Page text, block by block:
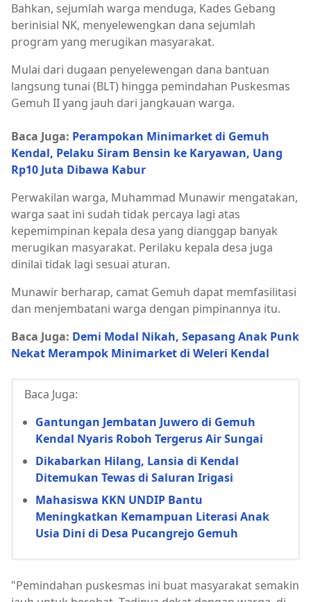
Bahkan, sejumlah warga menduga, Kades Gebang
berinisial NK, menyelewengkan dana sejumlah
program yang merugikan masyarakat.
Mulai dari dugaan penyelewengan dana bantuan
langsung tunai (BLT) hingga pemindahan Puskesmas
Gemuh II yang jauh dari jangkauan warga.
Baca Juga: Perampokan Minimarket di Gemuh
Kendal, Pelaku Siram Bensin ke Karyawan, Uang
Rp10 Juta Dibawa Kabur
Perwakilan warga, Muhammad Munawir mengatakan,
warga saat ini sudah tidak percaya lagi atas
kepemimpinan kepala desa yang dianggap banyak
merugikan masyarakat. Perilaku kepala desa juga
dinilai tidak lagi sesuai aturan.
Munawir berharap, camat Gemuh dapat memfasilitasi
dan menjembatani warga dengan pimpinannya itu.
Baca Juga: Demi Modal Nikah, Sepasang Anak Punk
Nekat Merampok Minimarket di Weleri Kendal
Baca Juga:
Gantungan Jembatan Juwero di Gemuh
Kendal Nyaris Roboh Tergerus Air Sungai
Dikabarkan Hilang, Lansia di Kendal
Ditemukan Tewas di Saluran Irigasi
Mahasiswa KKN UNDIP Bantu
Meningkatkan Kemampuan Literasi Anak
Usia Dini di Desa Pucangrejo Gemuh
"Pemindahan puskesmas ini buat masyarakat semakin